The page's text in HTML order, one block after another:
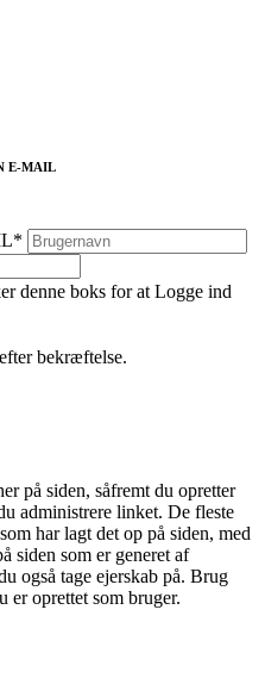
E-MAIL
*
denne boks for at Logge ind
bekræftelse.
på siden, såfremt du opretter
administrere linket. De fleste
har lagt det op på siden, med
siden som er generet af
også tage ejerskab på. Brug
er oprettet som bruger.